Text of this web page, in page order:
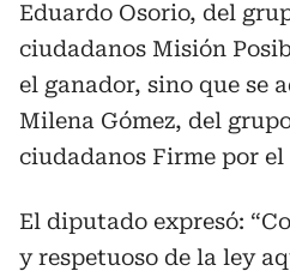
Eduardo Osorio, del
ciudadanos Misión
el ganador, sino que se
Milena Gómez, del
ciudadanos Firme por
El diputado expresó:
y respetuoso de la ley